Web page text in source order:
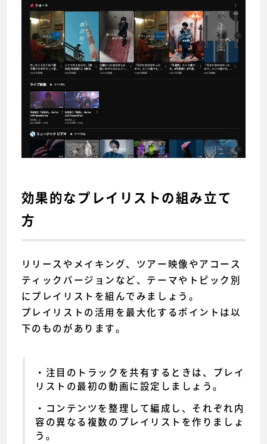
効果的なプレイリストの組み立て
方
リリースやメイキング、ツアー映像やアコース
ティックバージョンなど、テーマやトピック別
にプレイリストを組んでみましょう。
プレイリストの活用を最大化するポイントは以
下のものがあります。
注目のトラックを共有するときは、プレイ
リストの最初の動画に設定しましょう。
コンテンツを整理して編成し、それぞれ内
容の異なる複数のプレイリストを作りましょ
う。